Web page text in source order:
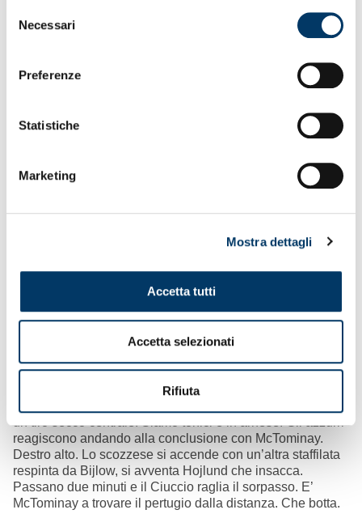
delNecessari
Preferenze
Statistiche
Marketing
Mostra dettagli
Accetta tutti
Accetta selezionati
Rifiuta
non premia la prestazione né gli sforzi. E’ uno spot per il
calcio questa partita all’inglese sotto la pioggia. E’ Serie A
Enilive: sembra Premier League. Rimane impressa nelle
retini l’immagine di un bel Genoa che macina chilometri e
paga le ingenuità. E’ una stella filante il vantaggio che
scaturisce dopo il pronti e via. Fuga per il pallone. Vitinha
è un lampo a fiondarsi su un servizio in profondità e
anticipare Meret che lo stende. Ci vuole la revisione prima
un tiro secco centrale. Siamo tonici e in arnese. Gli azzurri
reagiscono andando alla conclusione con McTominay.
Destro alto. Lo scozzese si accende con un’altra staffilata
respinta da Bijlow, si avventa Hojlund che insacca.
Passano due minuti e il Ciuccio raglia il sorpasso. E’
McTominay a trovare il pertugio dalla distanza. Che botta.